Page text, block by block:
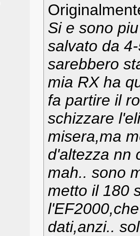
Si e sono
salvato da
sarebbero
mia RX ha
fa partire il
schizzare
misera,ma
d'altezza nn
mah.. sono
metto il 180
dati,anzi..